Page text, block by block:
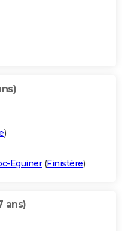
)
Eguiner(Finistère)
ans)